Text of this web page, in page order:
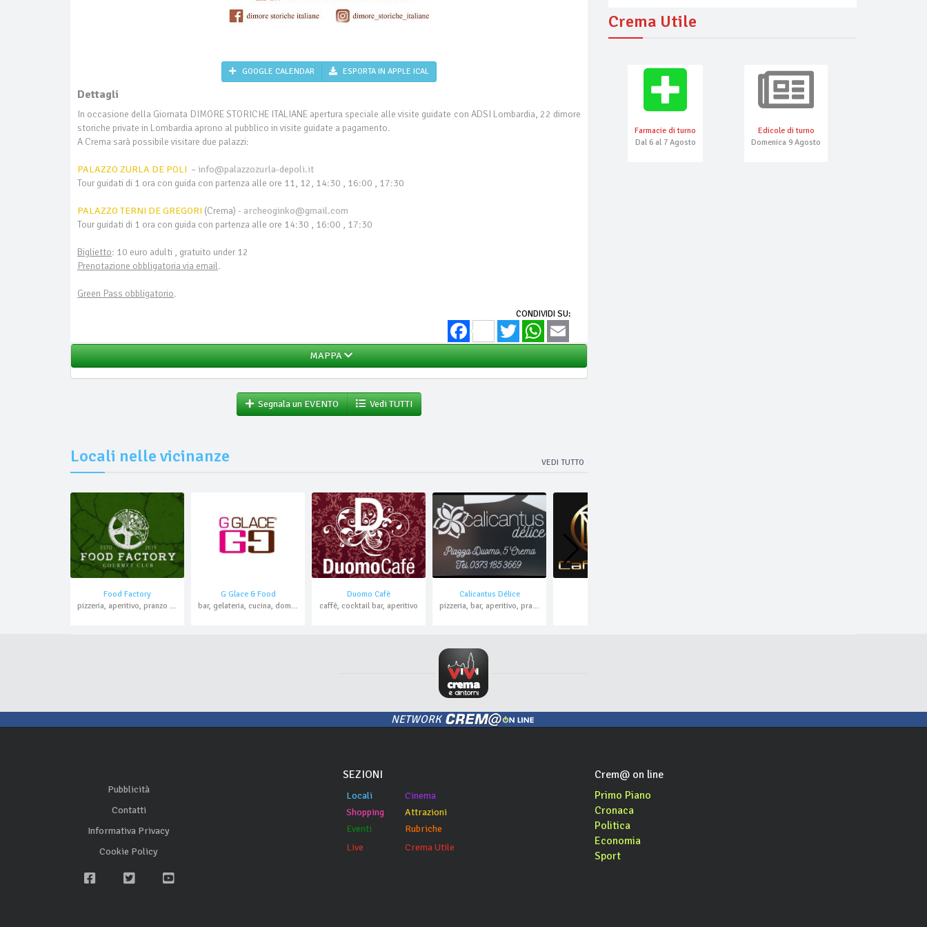
GOOGLE CALENDAR ESPORTA IN APPLE ICAL
Dettagli
In occasione della Giornata DIMORE STORICHE ITALIANE apertura speciale alle visite guidate con ADSI Lombardia, 22 dimore
storiche private in Lombardia aprono al pubblico in visite guidate a pagamento.
A Crema sarà possibile visitare due palazzi:
PALAZZO ZURLA DE POLI – info@palazzozurla-depoli.it
Tour guidati di 1 ora con guida con partenza alle ore 11, 12, 14:30 , 16:00 , 17:30
PALAZZO TERNI DE GREGORI (Crema) - archeoginko@gmail.com
Tour guidati di 1 ora con guida con partenza alle ore 14:30 , 16:00 , 17:30
Biglietto: 10 euro adulti , gratuito under 12
Prenotazione obbligatoria via email.
Green Pass obbligatorio.
CONDIVIDI SU:
FacebookTwitter WhatsApp
MAPPA
Segnala un EVENTO Vedi TUTTI
Locali nelle vicinanze VEDI TUTTO
Food Factory
pizzeria, aperitivo, pranzo di lavoro, asporto, domicilio
G Glace & Food
bar, gelateria, cucina, domicilio, asporto
Duomo Cafè
caffè, cocktail bar, aperitivo
Calicantus Délice
pizzeria, bar, aperitivo, pranzo di lavoro, asporto, domicilio
Crema Utile
Farmacie di turno
Dal 6 al 7 Agosto
Edicole di turno
Domenica 9 Agosto
NETWORK
Pubblicità
Contatti
Informativa Privacy
Cookie Policy
SEZIONI
Locali
Shopping
Eventi
Live
Cinema
Attrazioni
Rubriche
Crema Utile
Crem@ on line
Primo Piano
Cronaca
Politica
Economia
Sport